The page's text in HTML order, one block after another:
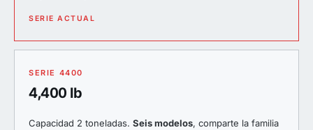
SERIE ACTUAL
SERIE 4400
4,400 lb
Capacidad 2 toneladas. Seis modelos, comparte la familia